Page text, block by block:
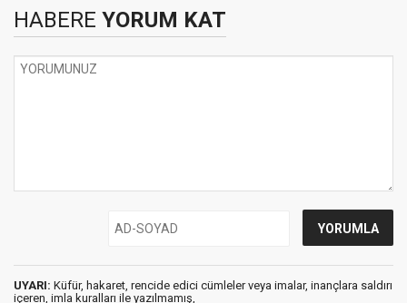
HABERE YORUM KAT
UYARI: Küfür, hakaret, rencide edici cümleler veya imalar, inançlara saldırı
içeren, imla kuralları ile yazılmamış,